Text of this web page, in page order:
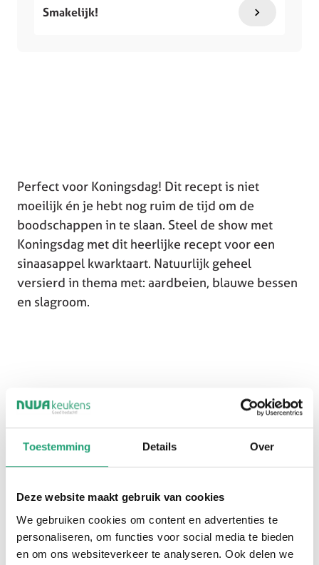
Toestemming Details Over
Deze website maakt gebruik van cookies
We gebruiken cookies om content en advertenties te
personaliseren, om functies voor social media te bieden
en om ons websiteverkeer te analyseren. Ook delen we
Smakelijk!
Perfect voor Koningsdag! Dit recept is niet
moeilijk én je hebt nog ruim de tijd om de
boodschappen in te slaan. Steel de show met
Koningsdag met dit heerlijke recept voor een
sinaasappel kwarktaart. Natuurlijk geheel
versierd in thema met: aardbeien, blauwe bessen
en slagroom.
200 gram Bastogne koeken
75 gram roomboter
7 blaadjes gelatine
1 eetlepel sinaasappelrasp
300 gram halfvolle kwark naturel
175 ml slagroom (ongeklopt)
100 gram suiker